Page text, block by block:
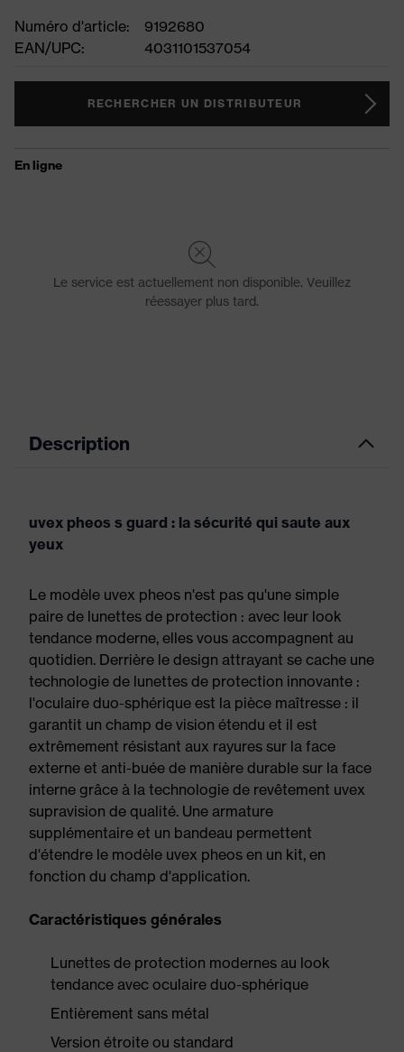
Numéro d'article:
9192680
EAN/UPC:
4031101537054
RECHERCHER UN DISTRIBUTEUR
Description
uvex pheos s guard : la sécurité qui saute aux
yeux
Le modèle uvex pheos n'est pas qu'une simple
paire de lunettes de protection : avec leur look
tendance moderne, elles vous accompagnent au
quotidien. Derrière le design attrayant se cache une
technologie de lunettes de protection innovante :
l'oculaire duo-sphérique est la pièce maîtresse : il
garantit un champ de vision étendu et il est
extrêmement résistant aux rayures sur la face
externe et anti-buée de manière durable sur la face
interne grâce à la technologie de revêtement uvex
supravision de qualité. Une armature
supplémentaire et un bandeau permettent
d'étendre le modèle uvex pheos en un kit, en
fonction du champ d'application.
Caractéristiques générales
Lunettes de protection modernes au look
tendance avec oculaire duo-sphérique
Entièrement sans métal
Version étroite ou standard